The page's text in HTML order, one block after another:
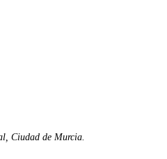
Ciudad de Murcia.